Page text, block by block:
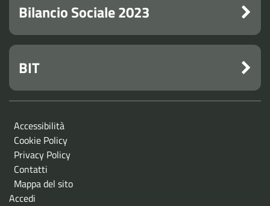
Bilancio Sociale 2023
BIT
Accessibilità
Cookie Policy
Privacy Policy
Contatti
Mappa del sito
Accedi